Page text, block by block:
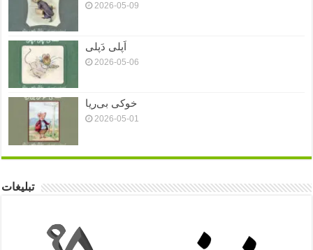
2026-05-09
اَپلی دَپلی
2026-05-06
خوکی بی‌ریا
2026-05-01
تبلیغات